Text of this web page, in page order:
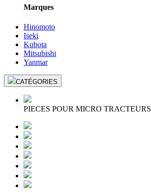
Marques
Hinomoto
Iseki
Kubota
Mitsubishi
Yanmar
CATÉGORIES
PIECES POUR MICRO TRACTEURS